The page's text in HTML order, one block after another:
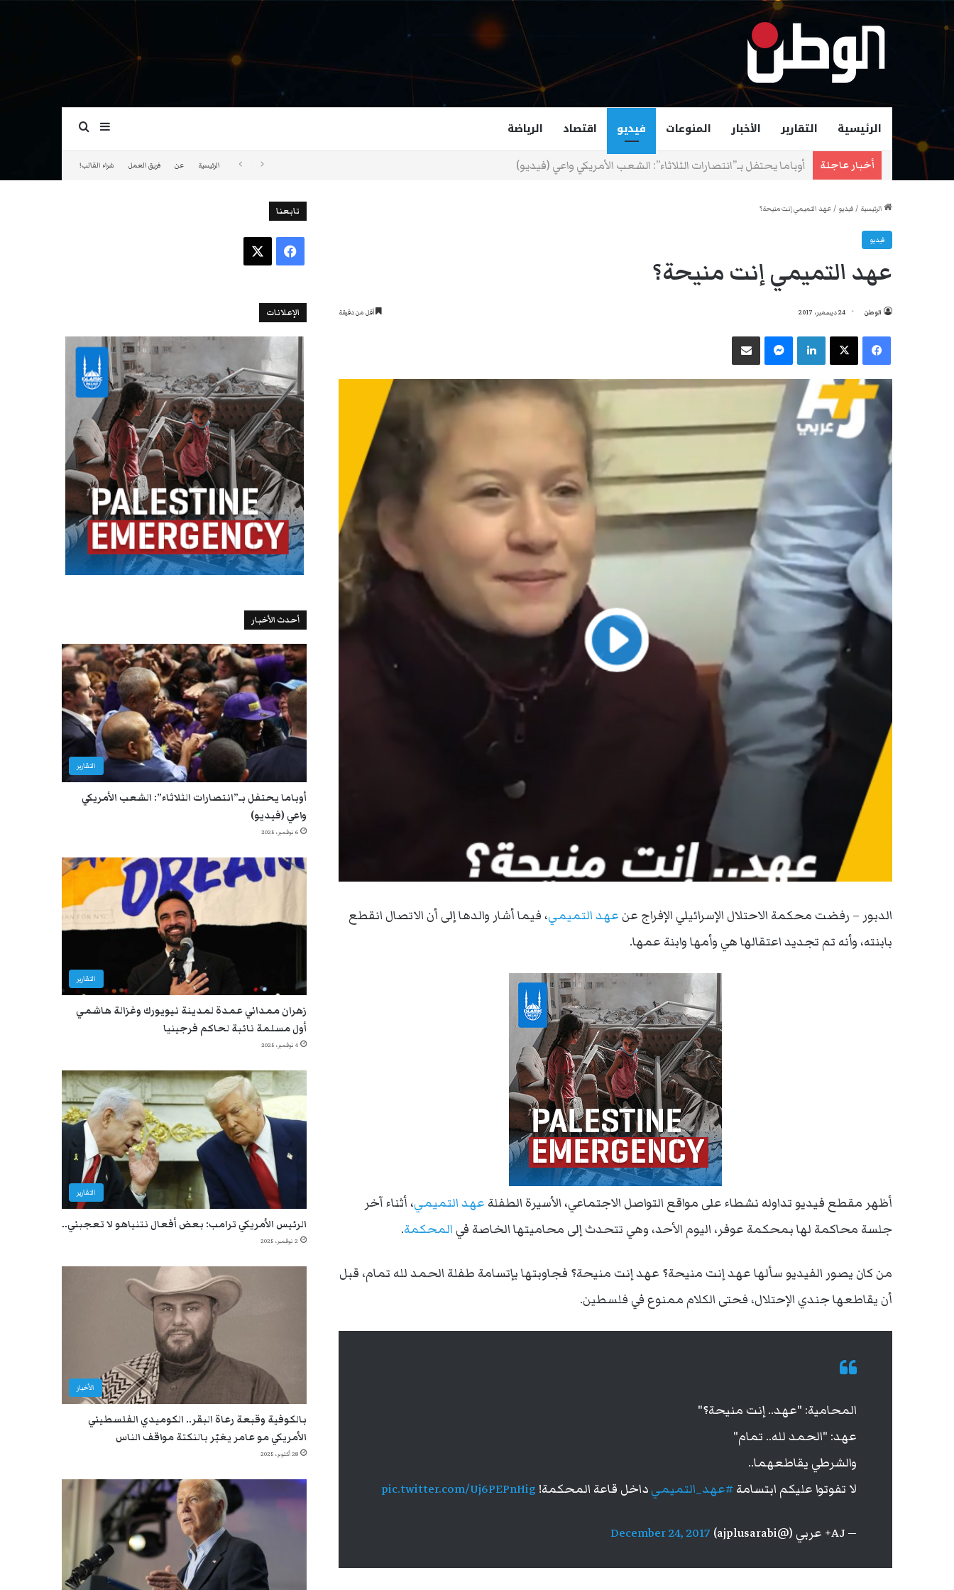
الرئيسية التقارير الأخبار المنوعات فيديو اقتصاد الرياضة إضافة عمود جانبي
بحث عن
أخبار عاجلة زهران ممداني عمدة لمدينة نيويورك وغزالة هاشمي أول مسلمة نائبة لحاكم فرجينيا الرئيسية عن فريق العمل شراء القالب!
الرئيسية /فيديو /عهد التميمي إنت منيحة؟
فيديو
عهد التميمي إنت منيحة؟
الوطن 24 ديسمبر، 2017 أقل من دقيقة
فيسبوك ‫X لينكدإن ماسنجر مشاركة عبر البريد
الدبور – رفضت محكمة الاحتلال الإسرائيلي الإفراج عن عهد التميمي، فيما أشار والدها إلى أن الاتصال انقطع
بابنته، وأنه تم تجديد اعتقالها هي وأمها وابنة عمها.
أظهر مقطع فيديو تداوله نشطاء على مواقع التواصل الاجتماعي، الأسيرة الطفلة عهد التميمي، أثناء آخر
جلسة محاكمة لها بمحكمة عوفر، اليوم الأحد، وهي تتحدث إلى محاميتها الخاصة في المحكمة.
من كان يصور الفيديو سألها عهد إنت منيحة؟ عهد إنت منيحة؟ فجاوبتها بإتسامة طفلة الحمد لله تمام، قبل
أن يقاطعها جندي الإحتلال، فحتى الكلام ممنوع في فلسطين.
المحامية: "عهد.. إنت منيحة؟"
عهد: "الحمد لله.. تمام"
والشرطي يقاطعهما..
لا تفوتوا عليكم ابتسامة#عهد_التميميداخل قاعة المحكمة! pic.twitter.com/Uj6PEPnHig
— AJ+ عربي (@ajplusarabi) December 24, 2017
تابعنا
فيسبوك
الإعلانات
أحدث الأخبار
التقارير
أوباما يحتفل بـ”انتصارات الثلاثاء”: الشعب الأمريكي
واعي (فيديو)
6 نوفمبر، 2025
التقارير
زهران ممداني عمدة لمدينة نيويورك وغزالة هاشمي
أول مسلمة نائبة لحاكم فرجينيا
4 نوفمبر، 2025
التقارير
الرئيس الأمريكي ترامب: بعض أفعال نتنياهو لا تعجبني..
2 نوفمبر، 2025
الأخبار
بالكوفية وقبعة رعاة البقر.. الكوميدي الفلسطيني
الأمريكي مو عامر يغيّر بالنكتة مواقف الناس
28 أكتوبر، 2025